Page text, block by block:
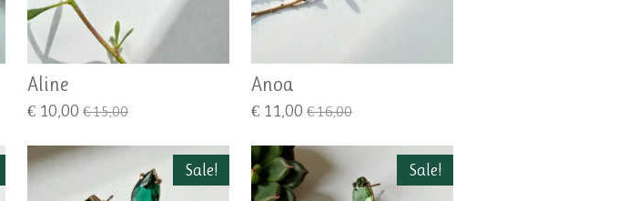
Aline
€ 10,00 € 15,00
Anoa
€ 11,00 € 16,00
Sale! Sale!